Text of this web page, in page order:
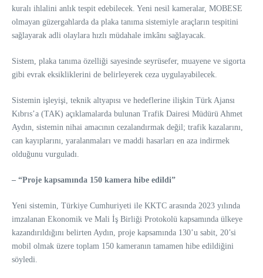
kuralı ihlalini anlık tespit edebilecek. Yeni nesil kameralar, MOBESE
olmayan güzergahlarda da plaka tanıma sistemiyle araçların tespitini
sağlayarak adli olaylara hızlı müdahale imkânı sağlayacak.
Sistem, plaka tanıma özelliği sayesinde seyrüsefer, muayene ve sigorta
gibi evrak eksikliklerini de belirleyerek ceza uygulayabilecek.
Sistemin işleyişi, teknik altyapısı ve hedeflerine ilişkin Türk Ajansı
Kıbrıs’a (TAK) açıklamalarda bulunan Trafik Dairesi Müdürü Ahmet
Aydın, sistemin nihai amacının cezalandırmak değil; trafik kazalarını,
can kayıplarını, yaralanmaları ve maddi hasarları en aza indirmek
olduğunu vurguladı.
– “Proje kapsamında 150 kamera hibe edildi”
Yeni sistemin, Türkiye Cumhuriyeti ile KKTC arasında 2023 yılında
imzalanan Ekonomik ve Mali İş Birliği Protokolü kapsamında ülkeye
kazandırıldığını belirten Aydın, proje kapsamında 130’u sabit, 20’si
mobil olmak üzere toplam 150 kameranın tamamen hibe edildiğini
söyledi.